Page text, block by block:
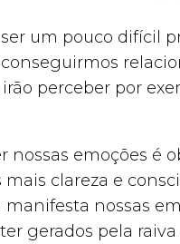
um pouco difícil
perceber por
emoções é
clareza e
nossas
gerados pela